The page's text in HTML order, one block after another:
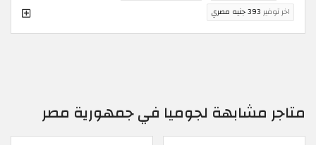
اخر توفير 393 جنيه مصري
متاجر مشابهة لجوميا في جمهورية مصر